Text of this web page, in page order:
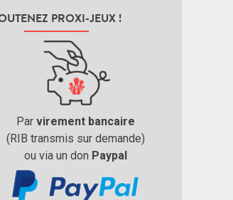
PROXI-JEUX !
Par virement bancaire
(RIB transmis sur demande)
ou via un don Paypal